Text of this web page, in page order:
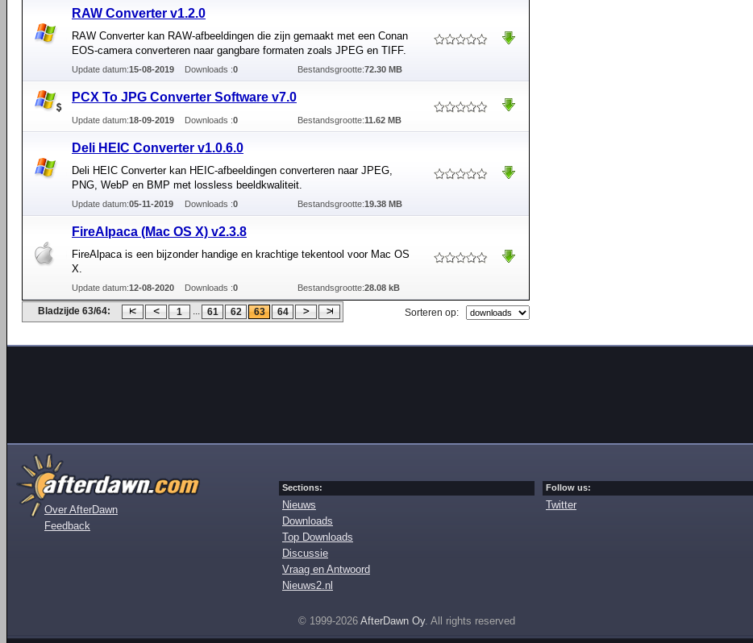
RAW Converter v1.2.0
RAW Converter kan RAW-afbeeldingen die zijn gemaakt met een Conan
EOS-camera converteren naar gangbare formaten zoals JPEG en TIFF.
Update datum:15-08-2019 Downloads :0 Bestandsgrootte:72.30 MB
PCX To JPG Converter Software v7.0
Update datum:18-09-2019 Downloads :0 Bestandsgrootte:11.62 MB
Deli HEIC Converter v1.0.6.0
Deli HEIC Converter kan HEIC-afbeeldingen converteren naar JPEG,
PNG, WebP en BMP met lossless beeldkwaliteit.
Update datum:05-11-2019 Downloads :0 Bestandsgrootte:19.38 MB
FireAlpaca (Mac OS X) v2.3.8
FireAlpaca is een bijzonder handige en krachtige tekentool voor Mac OS
X.
Update datum:12-08-2020 Downloads :0 Bestandsgrootte:28.08 kB
Bladzijde 63/64: 1 ... 61 62 63 64 Sorteren op:
Over AfterDawn
Feedback
Sections:
Nieuws
Downloads
Top Downloads
Discussie
Vraag en Antwoord
Nieuws2.nl
Follow us:
Twitter
© 1999-2026 AfterDawn Oy. All rights reserved